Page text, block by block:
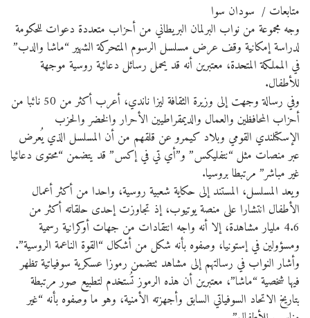
متابعات / سودان سوا
وجه مجموعة من نواب البرلمان البريطاني من أحزاب متعددة دعوات للحكومة
لدراسة إمكانية وقف عرض مسلسل الرسوم المتحركة الشهير “ماشا والدب”
في المملكة المتحدة، معتبرين أنه قد يحمل رسائل دعائية روسية موجهة
للأطفال.
وفي رسالة وجهت إلى وزيرة الثقافة ليزا ناندي، أعرب أكثر من 50 نائبا من
أحزاب المحافظين والعمال والديمقراطيين الأحرار والخضر والحزب
الإسكتلندي القومي وبلاد كيمرو عن قلقهم من أن المسلسل الذي يُعرض
عبر منصات مثل “نتفليكس” و”أي تي في إكس” قد يتضمن “محتوى دعائيا
غير مباشر” مرتبطا بروسيا.
ويعد المسلسل، المستند إلى حكاية شعبية روسية، واحدا من أكثر أعمال
الأطفال انتشارا على منصة يوتيوب، إذ تجاوزت إحدى حلقاته أكثر من
4.6 مليار مشاهدة، إلا أنه واجه انتقادات من جهات أوكرانية رسمية
ومسؤولين في إستونيا، وصفوه بأنه شكل من أشكال “القوة الناعمة الروسية”.
وأشار النواب في رسالتهم إلى مشاهد تتضمن رموزا عسكرية سوفياتية تظهر
فيها شخصية “ماشا”، معتبرين أن هذه الرموز تُستخدم لتطبيع صور مرتبطة
بتاريخ الاتحاد السوفياتي السابق وأجهزته الأمنية، وهو ما وصفوه بأنه “غير